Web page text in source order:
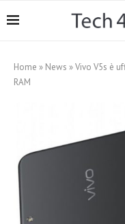
Home » News »Vivo V5s è
RAM